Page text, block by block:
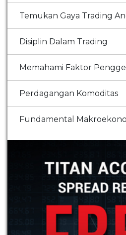
Temukan Gaya Trading
Disiplin Dalam Trading
Memahami Faktor
Perdagangan Komoditas
Fundamental